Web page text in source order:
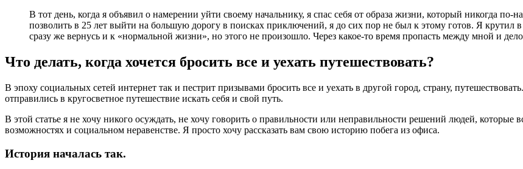
В тот день, когда я объявил о намерении уйти своему начальнику, я спас себя от образа жизни, который никогда по-
позволить в 25 лет выйти на большую дорогу в поисках приключений, я до сих пор не был к этому готов. Я крутил
сразу же вернусь и к «нормальной жизни», но этого не произошло. Через какое-то время пропасть между мной и
Что делать, когда хочется бросить все и уехать путешествовать?
В эпоху социальных сетей интернет так и пестрит призывами бросить все и уехать в другой город, страну,
отправились в кругосветное путешествие искать себя и свой путь.
В этой статье я не хочу никого осуждать, не хочу говорить о правильности или неправильности решений людей,
возможностях и социальном неравенстве. Я просто хочу рассказать вам свою историю побега из офиса.
История началась так.